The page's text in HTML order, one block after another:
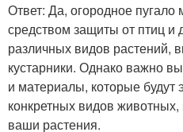
Ответ: Да, огородное
средством защиты от птиц и
различных видов растений,
кустарники. Однако важно
и материалы, которые
конкретных видов
ваши растения.